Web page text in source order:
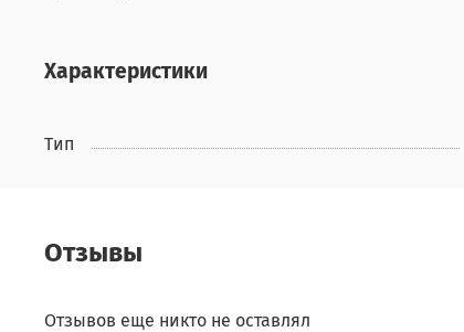
Характеристики
Тип
Отзывы
Отзывов еще никто не оставлял